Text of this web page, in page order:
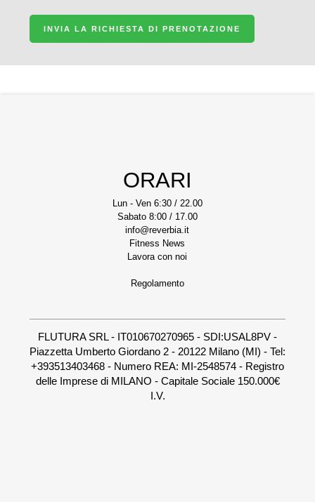
INVIA LA RICHIESTA DI PRENOTAZIONE
ORARI
Lun - Ven 6:30 / 22.00
Sabato 8:00 / 17.00
info@reverbia.it
Fitness News
Lavora con noi
Regolamento
FLUTURA SRL - IT010670270965 - SDI:USAL8PV -
Piazzetta Umberto Giordano 2 - 20122 Milano (MI) - Tel:
+393513403468 - Numero REA: MI-2548574 - Registro
delle Imprese di MILANO - Capitale Sociale 150.000€
I.V.